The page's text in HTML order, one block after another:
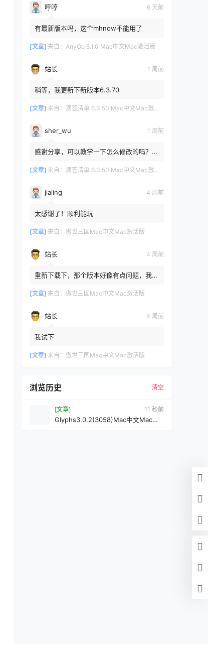
哼哼 6 天前
有最新版本吗，这个mhnow不能用了
[文章] 来自： AnyGo 8.1.0 Mac中文Mac激活版
站长 1 周前
稍等，我更新下新版本6.3.70
[文章] 来自： 滴答清单 6.3.50 Mac中文Mac激活版
sher_wu 1 周前
感谢分享，可以教学一下怎么修改的吗？目
[文章] 来自： 滴答清单 6.3.50 Mac中文Mac激活版
jialing 4 周前
太感谢了！顺利能玩
[文章] 来自： 傲世三国Mac中文Mac激活版
站长 4 周前
重新下载下，那个版本好像有点问题，我重
[文章] 来自： 傲世三国Mac中文Mac激活版
站长 4 周前
我试下
[文章] 来自： 傲世三国Mac中文Mac激活版
浏览历史 清空
[文章] 12 秒前
Glyphs3.0.2(3058)Mac中文Mac激